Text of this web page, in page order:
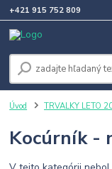
+421 915 752 809
Úvod TRVALKY LETO
Kocúrník -